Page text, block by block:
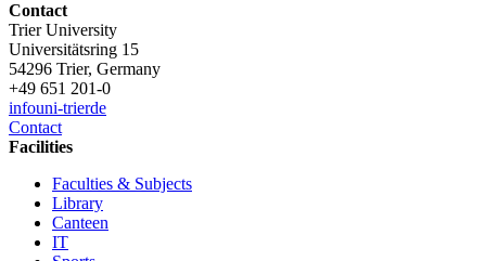
Contact
Trier University
Universitätsring 15
54296 Trier, Germany
+49 651 201-0
infouni-trierde
Contact
Facilities
Faculties & Subjects
Library
Canteen
IT